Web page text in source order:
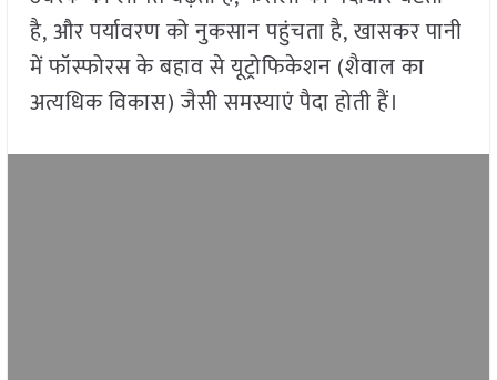
है, और पर्यावरण को नुकसान पहुंचता है, खासकर पानी
में फॉस्फोरस के बहाव से यूट्रोफिकेशन (शैवाल का
अत्यधिक विकास) जैसी समस्याएं पैदा होती हैं।